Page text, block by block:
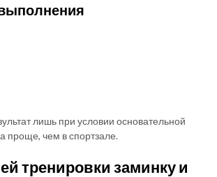
лишь при условии основательной
проще, чем в спортзале.
тренировки заминку и